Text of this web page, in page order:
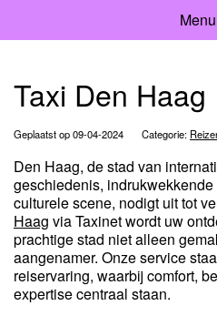
Taxi Den Haag
Geplaatst op 09-04-2024 Categorie:
Den Haag, de stad van
geschiedenis,
culturele scene, nodigt uit tot
Haag via Taxinet wordt uw
prachtige stad niet alleen
aangenamer. Onze service
reiservaring, waarbij comfort,
expertise centraal staan.